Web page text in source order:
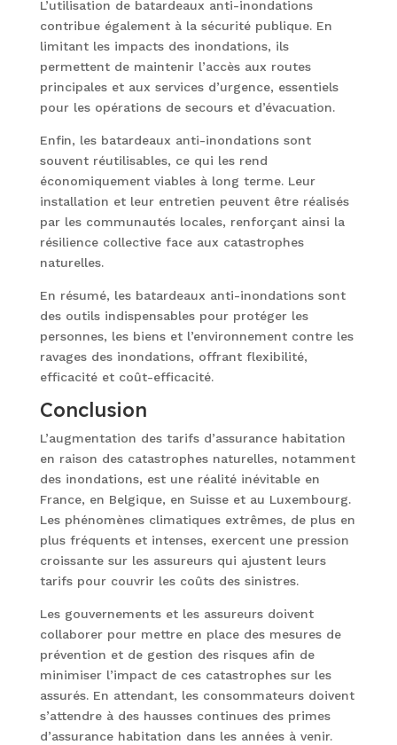
L’utilisation de batardeaux anti-inondations
contribue également à la sécurité publique. En
limitant les impacts des inondations, ils
permettent de maintenir l’accès aux routes
principales et aux services d’urgence, essentiels
pour les opérations de secours et d’évacuation.
Enfin, les batardeaux anti-inondations sont
souvent réutilisables, ce qui les rend
économiquement viables à long terme. Leur
installation et leur entretien peuvent être réalisés
par les communautés locales, renforçant ainsi la
résilience collective face aux catastrophes
naturelles.
En résumé, les batardeaux anti-inondations sont
des outils indispensables pour protéger les
personnes, les biens et l’environnement contre les
ravages des inondations, offrant flexibilité,
efficacité et coût-efficacité.
Conclusion
L’augmentation des tarifs d’assurance habitation
en raison des catastrophes naturelles, notamment
des inondations, est une réalité inévitable en
France, en Belgique, en Suisse et au Luxembourg.
Les phénomènes climatiques extrêmes, de plus en
plus fréquents et intenses, exercent une pression
croissante sur les assureurs qui ajustent leurs
tarifs pour couvrir les coûts des sinistres.
Les gouvernements et les assureurs doivent
collaborer pour mettre en place des mesures de
prévention et de gestion des risques afin de
minimiser l’impact de ces catastrophes sur les
assurés. En attendant, les consommateurs doivent
s’attendre à des hausses continues des primes
d’assurance habitation dans les années à venir.